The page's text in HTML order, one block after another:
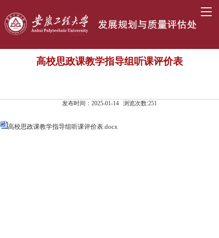
高校思政课教学指导组听课评价表
发布时间：2025-01-14 浏览次数:251
高校思政课教学指导组听课评价表.docx